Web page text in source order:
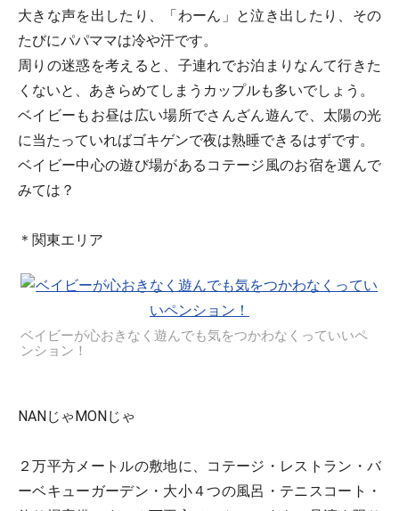
大きな声を出したり、「わーん」と泣き出したり、その
たびにパパママは冷や汗です。
周りの迷惑を考えると、子連れでお泊まりなんて行きた
くないと、あきらめてしまうカップルも多いでしょう。
ベイビーもお昼は広い場所でさんざん遊んで、太陽の光
に当たっていればゴキゲンで夜は熟睡できるはずです。
ベイビー中心の遊び場があるコテージ風のお宿を選んで
みては？
＊関東エリア
ベイビーが心おきなく遊んでも気をつかわなくっていいペ
ンション！
NANじゃMONじゃ
２万平方メートルの敷地に、コテージ・レストラン・バ
ーベキューガーデン・大小４つの風呂・テニスコート・